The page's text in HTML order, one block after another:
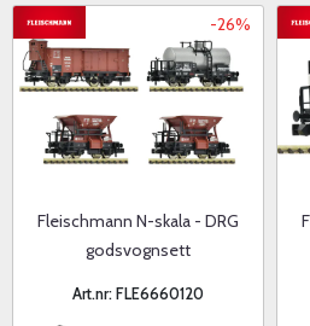
-26%
Fleischmann N-skala - DRG
godsvognsett
Art.nr: FLE6660120